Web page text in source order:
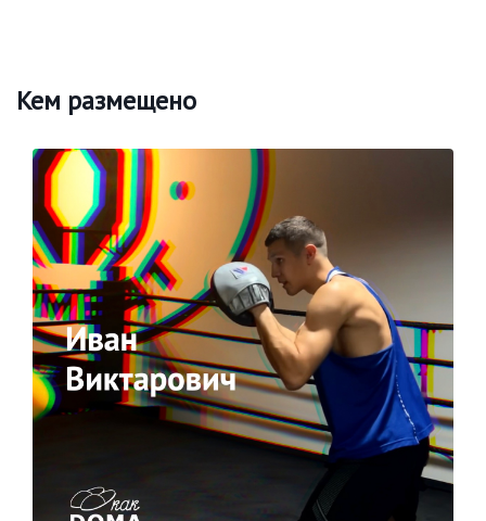
Кем размещено